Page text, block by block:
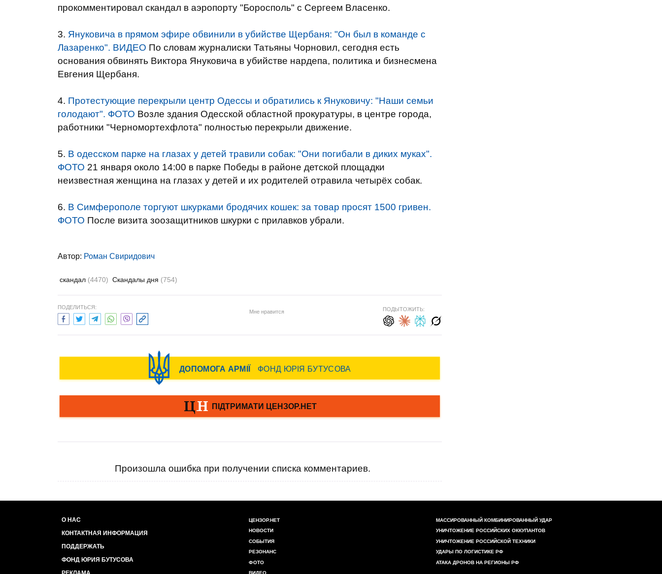
прокомментировал скандал в аэропорту "Боросполь" с Сергеем Власенко.
3. Януковича в прямом эфире обвинили в убийстве Щербаня: "Он был в команде с
Лазаренко". ВИДЕО По словам журналиски Татьяны Чорновил, сегодня есть
основания обвинять Виктора Януковича в убийстве нардепа, политика и бизнесмена
Евгения Щербаня.
4. Протестующие перекрыли центр Одессы и обратились к Януковичу: "Наши семьи
голодают". ФОТО Возле здания Одесской областной прокуратуры, в центре города,
работники "Черномортехфлота" полностью перекрыли движение.
5. В одесском парке на глазах у детей травили собак: "Они погибали в диких муках".
ФОТО 21 января около 14:00 в парке Победы в районе детской площадки
неизвестная женщина на глазах у детей и их родителей отравила четырёх собак.
6. В Симферополе торгуют шкурками бродячих кошек: за товар просят 1500 гривен.
ФОТО После визита зоозащитников шкурки с прилавков убрали.
Автор: Роман Свиридович
скандал (4470) Скандалы дня (754)
ПОДЕЛИТЬСЯ:
Мне нравится ПОДЫТОЖИТЬ:
Произошла ошибка при получении списка комментариев.
О НАС
КОНТАКТНАЯ ИНФОРМАЦИЯ
ПОДДЕРЖАТЬ
ФОНД ЮРИЯ БУТУСОВА
ЦЕНЗОР.НЕТ
НОВОСТИ
СОБЫТИЯ
РЕЗОНАНС
ФОТО
ВИДЕО
МАССИРОВАННЫЙ КОМБИНИРОВАННЫЙ УДАР
УНИЧТОЖЕНИЕ РОССИЙСКИХ ОККУПАНТОВ
УНИЧТОЖЕНИЕ РОССИЙСКОЙ ТЕХНИКИ
УДАРЫ ПО ЛОГИСТИКЕ РФ
АТАКА ДРОНОВ НА РЕГИОНЫ РФ